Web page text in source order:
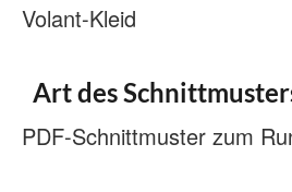
Volant-Kleid
Art des
PDF-Schnittmuster zum